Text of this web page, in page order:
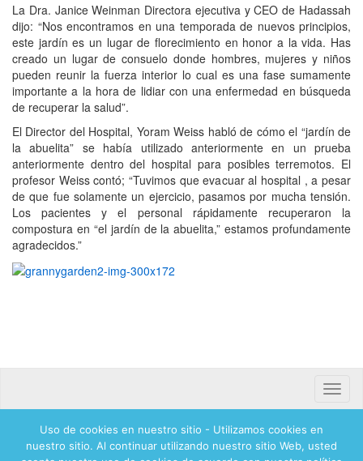
La Dra. Janice Weinman Directora ejecutiva y CEO de Hadassah
dijo: “Nos encontramos en una temporada de nuevos principios,
este jardín es un lugar de florecimiento en honor a la vida. Has
creado un lugar de consuelo donde hombres, mujeres y niños
pueden reunir la fuerza interior lo cual es una fase sumamente
importante a la hora de lidiar con una enfermedad en búsqueda
de recuperar la salud”.
El Director del Hospital, Yoram Weiss habló de cómo el “jardín de
la abuelita” se había utilizado anteriormente en un prueba
anteriormente dentro del hospital para posibles terremotos. El
profesor Weiss contó; “Tuvimos que evacuar al hospital , a pesar
de que fue solamente un ejercicio, pasamos por mucha tensión.
Los pacientes y el personal rápidamente recuperaron la
compostura en “el jardín de la abuelita,” estamos profundamente
agradecidos.”
Toggle
Banca mifel 71250 Hadassah Mexico
Uso de cookies en nuestro sitio - Utilizamos cookies en
nuestro sitio. Al continuar utilizando nuestro sitio Web, usted